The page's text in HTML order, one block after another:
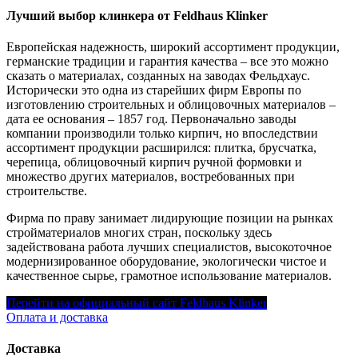
Лучший выбор клинкера от Feldhaus Klinker
Европейская надежность, широкий ассортимент продукции,
германские традиции и гарантия качества – все это можно
сказать о материалах, созданных на заводах Фельдхаус.
Исторически это одна из старейших фирм Европы по
изготовлению строительных и облицовочных материалов –
дата ее основания – 1857 год. Первоначально заводы
компании производили только кирпич, но впоследствии
ассортимент продукции расширился: плитка, брусчатка,
черепица, облицовочный кирпич ручной формовки и
множество других материалов, востребованных при
строительстве.
Фирма по праву занимает лидирующие позиции на рынках
стройматериалов многих стран, поскольку здесь
задействована работа лучших специалистов, высокоточное
модернизированное оборудование, экологически чистое и
качественное сырье, грамотное использование материалов.
Перейти на официальный сайт Feldhaus Klinker
Оплата и доставка
Доставка